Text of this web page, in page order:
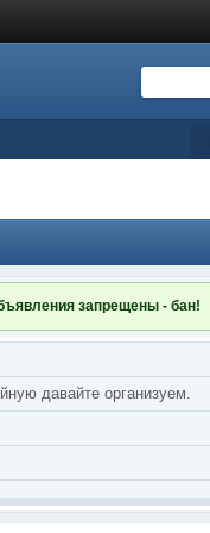
запрещены - бан!
давайте организуем.